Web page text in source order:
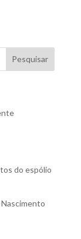
Pesquisar
do espólio
Nascimento